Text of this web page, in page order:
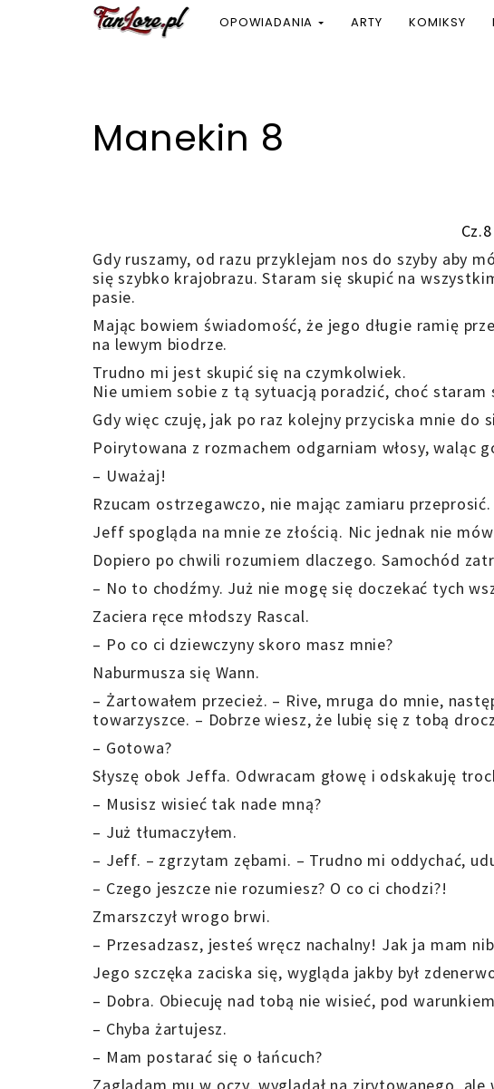
OPOWIADANIA ARTY KOMIKSY
Manekin 8
Cz.8
Gdy ruszamy, od razu przyklejam nos do szyby aby
się szybko krajobrazu. Staram się skupić na
pasie.
Mając bowiem świadomość, że jego długie ramię
na lewym biodrze.
Trudno mi jest skupić się na czymkolwiek.
Nie umiem sobie z tą sytuacją poradzić, choć staram
Gdy więc czuję, jak po raz kolejny przyciska mnie do
Poirytowana z rozmachem odgarniam włosy, waląc
– Uważaj!
Rzucam ostrzegawczo, nie mając zamiaru przeprosić.
Jeff spogląda na mnie ze złością. Nic jednak nie
Dopiero po chwili rozumiem dlaczego. Samochód
– No to chodźmy. Już nie mogę się doczekać tych
Zaciera ręce młodszy Rascal.
– Po co ci dziewczyny skoro masz mnie?
Naburmusza się Wann.
– Żartowałem przecież. – Rive, mruga do mnie,
towarzyszce. – Dobrze wiesz, że lubię się z tobą
– Gotowa?
Słyszę obok Jeffa. Odwracam głowę i odskakuję
– Musisz wisieć tak nade mną?
– Już tłumaczyłem.
– Jeff. – zgrzytam zębami. – Trudno mi oddychać,
– Czego jeszcze nie rozumiesz? O co ci chodzi?!
Zmarszczył wrogo brwi.
– Przesadzasz, jesteś wręcz nachalny! Jak ja mam
Jego szczęka zaciska się, wygląda jakby był
– Dobra. Obiecuję nad tobą nie wisieć, pod
– Chyba żartujesz.
– Mam postarać się o łańcuch?